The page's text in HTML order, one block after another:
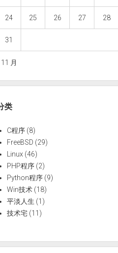
native
.
24 25 26 27 28
31
11 月
类
C程序 (8)
FreeBSD (29)
Linux (46)
PHP程序 (2)
Python程序 (9)
Win技术 (18)
平淡人生 (1)
技术宅 (11)